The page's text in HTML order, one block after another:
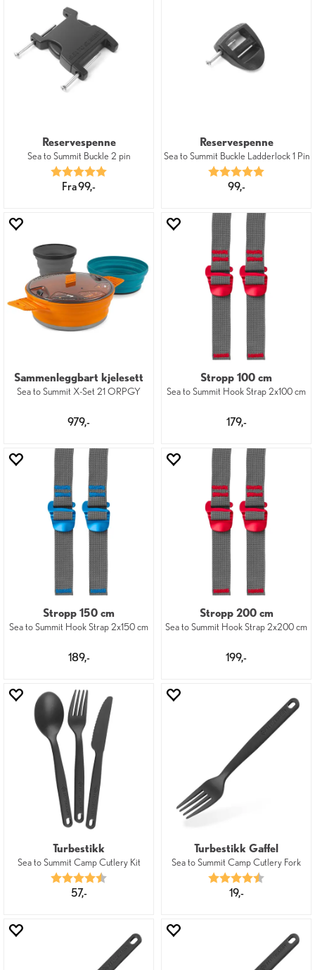
Reservespenne
Sea to Summit Buckle 2 pin
Karakter:
Fra 99,-
Reservespenne
Sea to Summit Buckle Ladderlock 1 Pin
Karakter:
99,-
Sammenleggbart kjelesett
Sea to Summit X-Set 21 ORPGY
979,-
Stropp 100 cm
Sea to Summit Hook Strap 2x100 cm
179,-
Stropp 150 cm
Sea to Summit Hook Strap 2x150 cm
189,-
Stropp 200 cm
Sea to Summit Hook Strap 2x200 cm
199,-
Turbestikk
Sea to Summit Camp Cutlery Kit
Karakter:
57,-
Turbestikk Gaffel
Sea to Summit Camp Cutlery Fork
Karakter:
19,-